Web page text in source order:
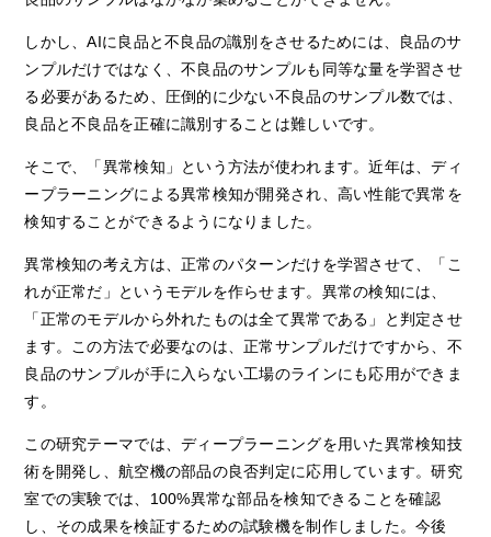
しかし、AIに良品と不良品の識別をさせるためには、良品のサ
ンプルだけではなく、不良品のサンプルも同等な量を学習させ
る必要があるため、圧倒的に少ない不良品のサンプル数では、
良品と不良品を正確に識別することは難しいです。
そこで、「異常検知」という方法が使われます。近年は、ディ
ープラーニングによる異常検知が開発され、高い性能で異常を
検知することができるようになりました。
異常検知の考え方は、正常のパターンだけを学習させて、「こ
れが正常だ」というモデルを作らせます。異常の検知には、
「正常のモデルから外れたものは全て異常である」と判定させ
ます。この方法で必要なのは、正常サンプルだけですから、不
良品のサンプルが手に入らない工場のラインにも応用ができま
す。
この研究テーマでは、ディープラーニングを用いた異常検知技
術を開発し、航空機の部品の良否判定に応用しています。研究
室での実験では、 100%異常な部品を検知できることを確認
し、その成果を検証するための試験機を制作しました。今後